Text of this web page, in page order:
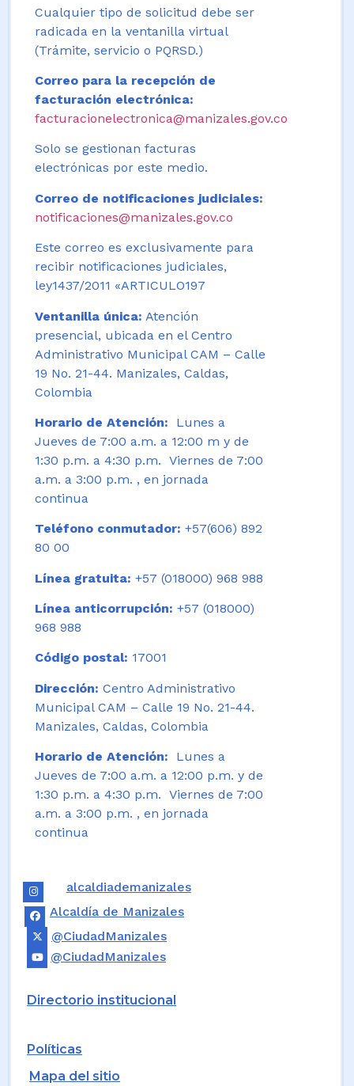
Cualquier tipo de solicitud debe ser
radicada en la ventanilla virtual
(Trámite, servicio o PQRSD.)
Correo para la recepción de
facturación electrónica:
facturacionelectronica@manizales.gov.co
Solo se gestionan facturas
electrónicas por este medio.
Correo de notificaciones judiciales:
notificaciones@manizales.gov.co
Este correo es exclusivamente para
recibir notificaciones judiciales,
ley1437/2011 «ARTICULO197
Ventanilla única: Atención
presencial, ubicada en el Centro
Administrativo Municipal CAM – Calle
19 No. 21-44. Manizales, Caldas,
Colombia
Horario de Atención:
Lunes a
Jueves de 7:00 a.m. a 12:00 m y de
1:30 p.m. a 4:30 p.m. Viernes de 7:00
a.m. a 3:00 p.m. , en jornada
continua
Teléfono conmutador: +57(606) 892
80 00
Línea gratuita: +57 (018000) 968 988
Línea anticorrupción: +57 (018000)
968 988
Código postal: 17001
Dirección: Centro Administrativo
Municipal CAM – Calle 19 No. 21-44.
Manizales, Caldas, Colombia
Horario de Atención: Lunes a
Jueves de 7:00 a.m. a 12:00 p.m. y de
1:30 p.m. a 4:30 p.m. Viernes de 7:00
a.m. a 3:00 p.m. , en jornada
continua
alcaldiademanizales
Alcaldía de Manizales
@CiudadManizales
@CiudadManizales
Directorio institucional
Políticas
Mapa del sitio